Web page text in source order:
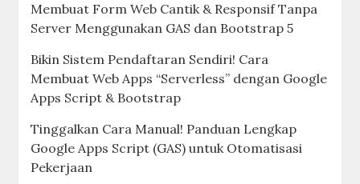
Membuat Form Web Cantik & Responsif Tanpa
Server Menggunakan GAS dan Bootstrap 5
Bikin Sistem Pendaftaran Sendiri! Cara
Membuat Web Apps “Serverless” dengan Google
Apps Script & Bootstrap
Tinggalkan Cara Manual! Panduan Lengkap
Google Apps Script (GAS) untuk Otomatisasi
Pekerjaan